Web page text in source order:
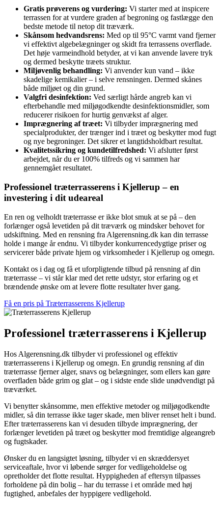
Gratis prøverens og vurdering: Vi starter med at inspicere
terrassen for at vurdere graden af begroning og fastlægge den
bedste metode til netop dit træværk.
Skånsom hedvandsrens: Med op til 95°C varmt vand fjerner
vi effektivt algebelægninger og skidt fra terrassens overflade.
Det høje varmeindhold betyder, at vi kan anvende lavere tryk
og dermed beskytte træets struktur.
Miljøvenlig behandling: Vi anvender kun vand – ikke
skadelige kemikalier – i selve rensningen. Dermed skånes
både miljøet og din grund.
Valgfri desinfektion: Ved særligt hårde angreb kan vi
efterbehandle med miljøgodkendte desinfektionsmidler, som
reducerer risikoen for hurtig genvækst af alger.
Imprægnering af træet: Vi tilbyder imprægnering med
specialprodukter, der trænger ind i træet og beskytter mod fugt
og nye begroninger. Det sikrer et langtidsholdbart resultat.
Kvalitetssikring og kundetilfredshed: Vi afslutter først
arbejdet, når du er 100% tilfreds og vi sammen har
gennemgået resultatet.
Professionel træterrasserens i Kjellerup – en
investering i dit udeareal
En ren og velholdt træterrasse er ikke blot smuk at se på – den
forlænger også levetiden på dit træværk og mindsker behovet for
udskiftning. Med en rensning fra Algerensning.dk kan din terrasse
holde i mange år endnu. Vi tilbyder konkurrencedygtige priser og
servicerer både private hjem og virksomheder i Kjellerup og omegn.
Kontakt os i dag og få et uforpligtende tilbud på rensning af din
træterrasse – vi står klar med det rette udstyr, stor erfaring og et
brændende ønske om at levere flotte resultater hver gang.
Få en pris på Træterrasserens Kjellerup
Professionel træterrasserens i Kjellerup
Hos Algerensning.dk tilbyder vi professionel og effektiv
træterrasserens i Kjellerup og omegn. En grundig rensning af din
træterrasse fjerner alger, snavs og belægninger, som ellers kan gøre
overfladen både grim og glat – og i sidste ende slide unødvendigt på
træværket.
Vi benytter skånsomme, men effektive metoder og miljøgodkendte
midler, så din terrasse ikke tager skade, men bliver renset helt i bund.
Efter træterrasserens kan vi desuden tilbyde imprægnering, der
forlænger levetiden på træet og beskytter mod fremtidige algeangreb
og fugtskader.
Ønsker du en langsigtet løsning, tilbyder vi en skræddersyet
serviceaftale, hvor vi løbende sørger for vedligeholdelse og
opretholder det flotte resultat. Hyppigheden af eftersyn tilpasses
forholdene på din bolig – har du terrasse i et område med høj
fugtighed, anbefales der hyppigere vedligehold.